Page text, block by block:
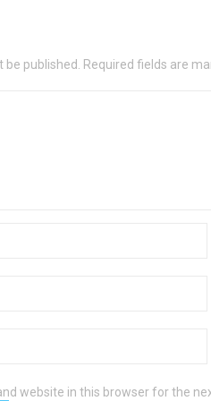
be published. Required fields are
website in this browser for the